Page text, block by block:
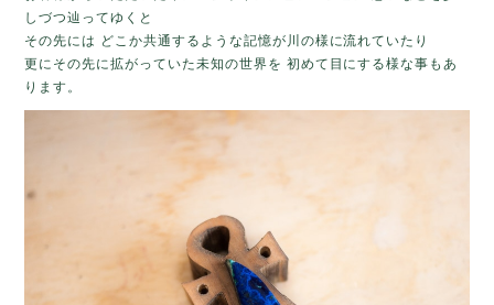
しづつ辿ってゆくと
その先には どこか共通するような記憶が川の様に流れていたり
更にその先に拡がっていた未知の世界を 初めて目にする様な事もあ
ります。